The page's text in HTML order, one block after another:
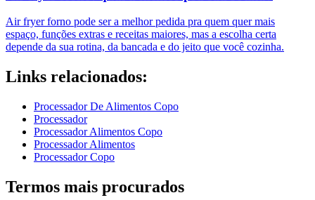
Air fryer forno pode ser a melhor pedida pra quem quer mais
espaço, funções extras e receitas maiores, mas a escolha certa
depende da sua rotina, da bancada e do jeito que você cozinha.
Links relacionados:
Processador De Alimentos Copo
Processador
Processador Alimentos Copo
Processador Alimentos
Processador Copo
Termos mais procurados